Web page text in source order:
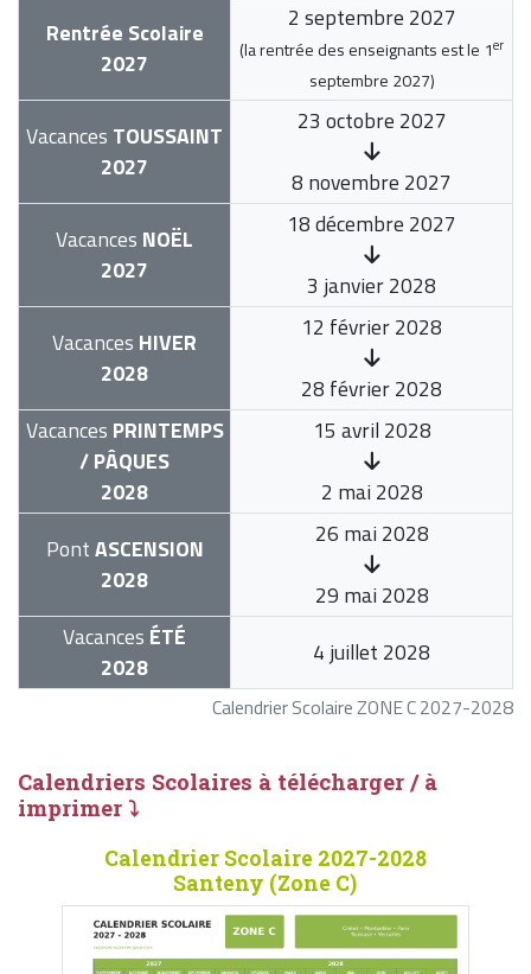
Calendrier Scolaire ZONE C 2027-2028
Rentrée Scolaire
2027
2 septembre 2027
(la rentrée des enseignants est le 1er
septembre 2027)
Vacances TOUSSAINT
2027
23 octobre 2027
8 novembre 2027
Vacances NOËL
2027
18 décembre 2027
3 janvier 2028
Vacances HIVER
2028
12 février 2028
28 février 2028
Vacances PRINTEMPS
/ PÂQUES
2028
15 avril 2028
2 mai 2028
PontASCENSION
2028
26 mai 2028
29 mai 2028
Vacances ÉTÉ
2028
4 juillet 2028
Calendriers Scolaires à télécharger / à
imprimer ⤵
Calendrier Scolaire 2027-2028
Santeny (Zone C)